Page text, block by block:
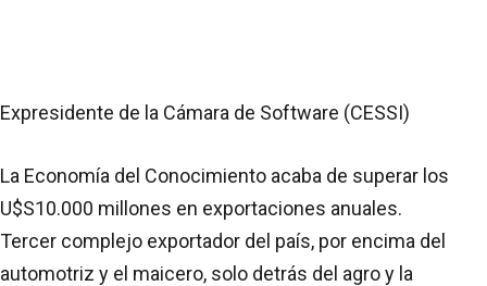
Expresidente de la Cámara de Software (CESSI)
La Economía del Conocimiento acaba de superar los
U$S10.000 millones en exportaciones anuales.
Tercer complejo exportador del país, por encima del
automotriz y el maicero, solo detrás del agro y la